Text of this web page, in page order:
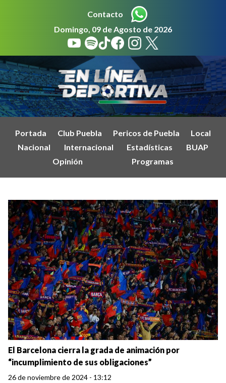
Contacto
Domingo, 09 de Agosto de 2026
Portada Club Puebla Pericos de Puebla
Local
Nacional
Internacional Estadísticas
BUAP
Opinión
Programas
El Barcelona cierra la grada de animación por
“incumplimiento de sus obligaciones”
26 de noviembre de 2024 - 13:12